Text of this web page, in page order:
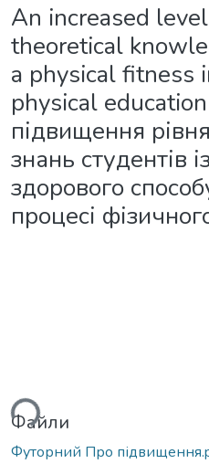
An increased
theoretical
a physical fitness
physical
підвищення
знань студентів
здорового
процесі
Файли
Футорний Про